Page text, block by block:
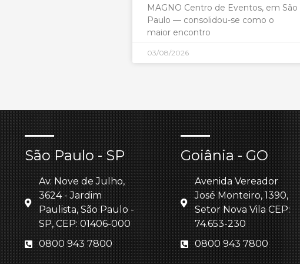
MAGNO Centro de Eventos, em São
Paulo — consolidou-se como o
maior encontro
03/08/2026
São Paulo - SP
Av. Nove de Julho,
3624 - Jardim
Paulista, São Paulo -
SP, CEP: 01406-000
0800 943 7800
Goiânia - GO
Avenida Vereador
José Monteiro, 1390,
Setor Nova Vila CEP:
74.653-230
0800 943 7800